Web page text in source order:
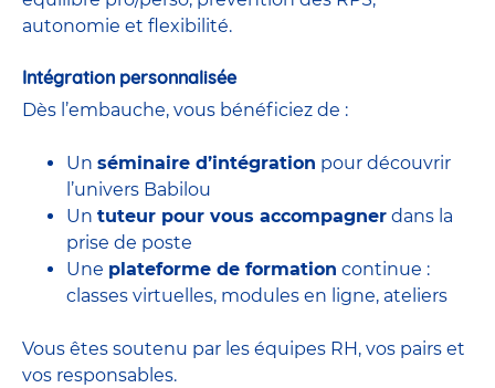
autonomie et flexibilité.
Intégration personnalisée
Dès l’embauche, vous bénéficiez de :
Un séminaire d’intégration pour découvrir
l’univers Babilou
Un tuteur pour vous accompagner dans la
prise de poste
Une plateforme de formation continue :
classes virtuelles, modules en ligne, ateliers
Vous êtes soutenu par les équipes RH, vos pairs et
vos responsables.